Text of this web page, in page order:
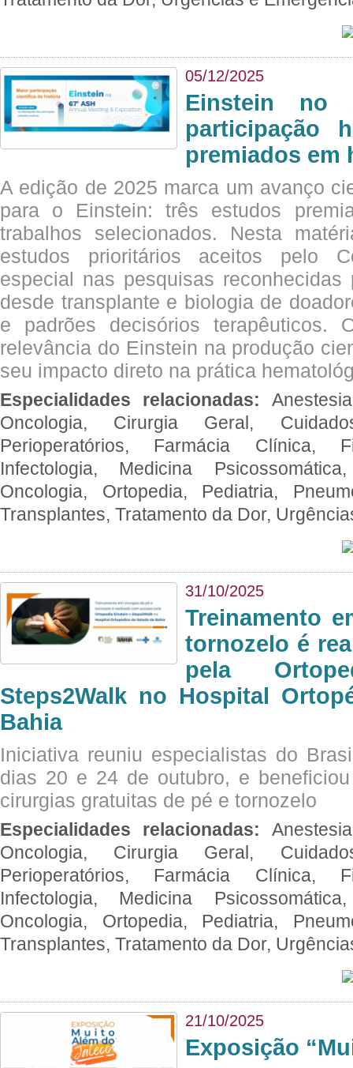
05/12/2025
Einstein no
participação
premiados em
A edição de 2025 marca um avanço
para o Einstein: três estudos
trabalhos selecionados. Nesta
estudos prioritários aceitos pelo
especial nas pesquisas
desde transplante e biologia de
e padrões decisórios terapêuticos.
relevância do Einstein na produção
seu impacto direto na prática
Especialidades relacionadas:
Oncologia, Cirurgia Geral,
Perioperatórios, Farmácia Clínica,
Infectologia, Medicina
Oncologia, Ortopedia, Pediatria,
Transplantes, Tratamento da Dor,
31/10/2025
Treinamento
tornozelo é
pela
Steps2Walk no Hospital
Bahia
Iniciativa reuniu especialistas do
dias 20 e 24 de outubro, e
cirurgias gratuitas de pé e tornozelo
Especialidades relacionadas:
Oncologia, Cirurgia Geral,
Perioperatórios, Farmácia Clínica,
Infectologia, Medicina
Oncologia, Ortopedia, Pediatria,
Transplantes, Tratamento da Dor,
21/10/2025
Exposição